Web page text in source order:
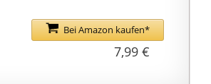
angenehme Haptik
garantiert; Der
Kugelschreiber hat
Bei Amazon kaufen*
7,99 €